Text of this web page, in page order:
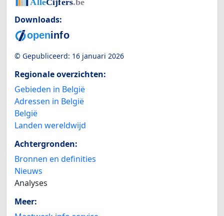
Downloads:
© Gepubliceerd: 16 januari 2026
Regionale overzichten:
Gebieden in België
Adressen in België
België
Landen wereldwijd
Achtergronden:
Bronnen en definities
Nieuws
Analyses
Meer: